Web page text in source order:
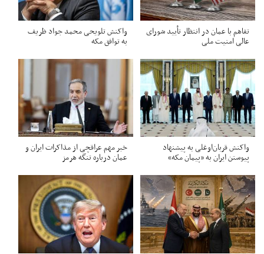
تفاهم با عمان در انتظار تأیید شورای
عالی امنیت ملی
واکنش تلویحی محمد جواد ظریف
به توافق مکه
واکنش قربان‌اوغلی به پیشنهاد
پیوستن ایران به «پیمان مکه»
خبر مهم عراقچی از مذاکرات ایران و
عمان درباره تنگه هرمز